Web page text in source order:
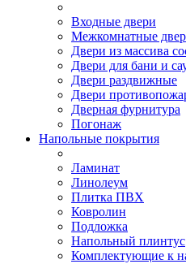
Входные двери
Межкомнатные
Двери из массива
Двери для бани и
Двери раздвижные
Двери
Дверная фурнитура
Погонаж
Напольные покрытия
Ламинат
Линолеум
Плитка ПВХ
Ковролин
Подложка
Напольный плинтус
Комплектующие к